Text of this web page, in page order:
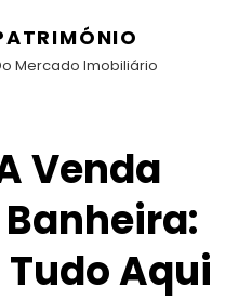
Mercado Imobiliário
Venda
Aqui